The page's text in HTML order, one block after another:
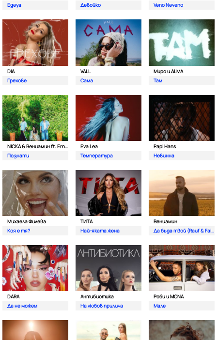
Egeya
Девойко
Veno Neveno
DIA
Грехове
VALL
Сама
Миро и ALMA
Там
NICKA & Вениамин ft. Ernesto Valenzuela
Познати
Eva Lea
Температура
Papi Hans
Невинна
Михаела Филева
Коя е тя?
ТИТА
Най-яката жена
Вениамин
Да бъда твой (Rauf & Faik)
DARA
Да не можем
Антибиотика
На любов прилича
Роби и MONA
Мале